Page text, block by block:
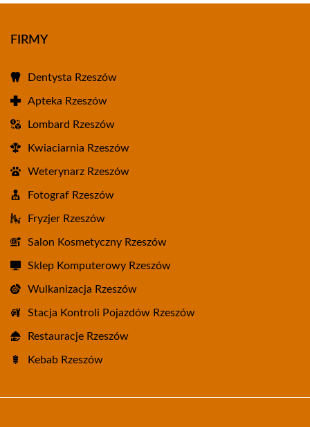
FIRMY
Dentysta Rzeszów
Apteka Rzeszów
Lombard Rzeszów
Kwiaciarnia Rzeszów
Weterynarz Rzeszów
Fotograf Rzeszów
Fryzjer Rzeszów
Salon Kosmetyczny Rzeszów
Sklep Komputerowy Rzeszów
Wulkanizacja Rzeszów
Stacja Kontroli Pojazdów Rzeszów
Restauracje Rzeszów
Kebab Rzeszów